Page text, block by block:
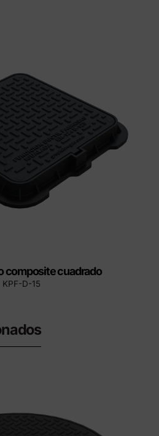
composite cuadrado
KPF-D-15